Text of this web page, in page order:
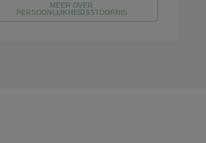
MEER OVER
PERSOONLIJKHEIDSSTOORNIS